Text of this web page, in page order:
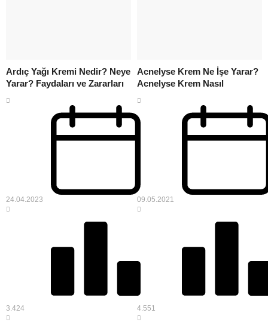
Ardıç Yağı Kremi Nedir? Neye
Yarar? Faydaları ve Zararları
24.04.2023
3.424
Acnelyse Krem Ne İşe Yarar?
Acnelyse Krem Nasıl
09.05.2021
4.551